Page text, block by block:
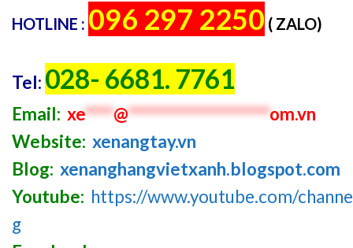
HOTLINE : 096 297 2250 ( ZALO)
Tel: 028- 6681. 7761
Email: xe****@********************om.vn
Website: xenangtay.vn
Blog: xenanghangvietxanh.blogspot.com
Youtube: https://www.youtube.com/
g